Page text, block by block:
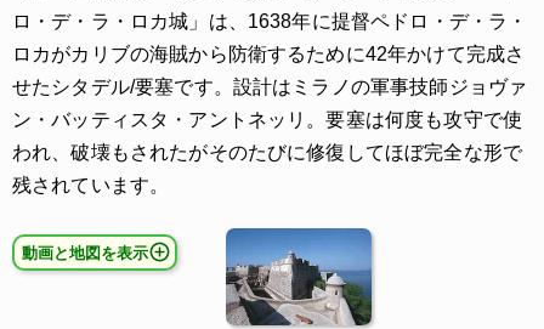
ロ・デ・ラ・ロカ城」は、1638年に提督ペドロ・デ・ラ・
ロカがカリブの海賊から防衛するために42年かけて完成さ
せたシタデル/要塞です。設計はミラノの軍事技師ジョヴァ
ン・バッティスタ・アントネッリ。要塞は何度も攻守で使
われ、破壊もされたがそのたびに修復してほぼ完全な形で
残されています。
動画と地図を表示